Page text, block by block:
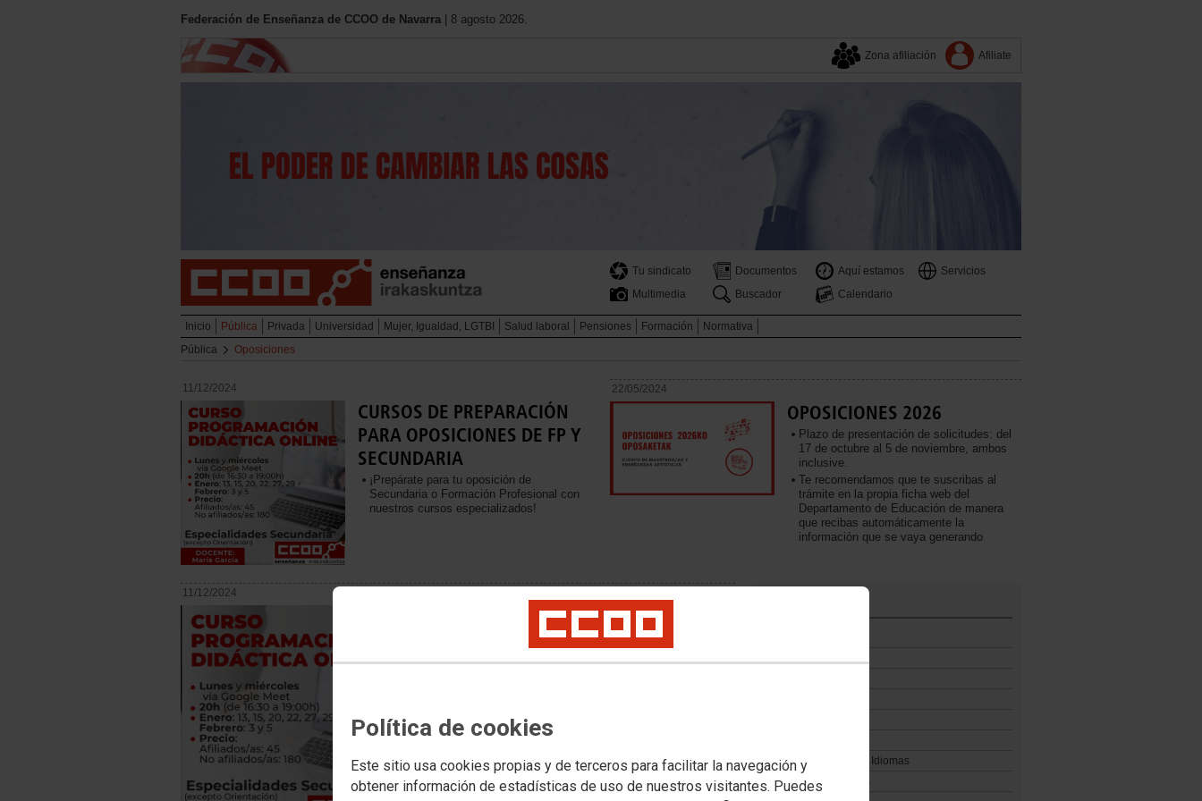
Política de cookies
Este sitio usa cookies propias y de terceros para facilitar la navegación y
obtener información de estadísticas de uso de nuestros visitantes. Puedes
Federación de Enseñanza de CCOO de Navarra | 8 agosto 2026.
Zona afiliación Afiliate
Tu sindicato Documentos Aquí estamos
Servicios
Multimedia
Buscador Calendario
Inicio Pública Privada Universidad Mujer, Igualdad, LGTBI Salud laboral Pensiones Formación
Normativa
Pública
Oposiciones
11/12/2024
CURSOS DE PREPARACIÓN
PARA OPOSICIONES DE FP Y
SECUNDARIA
¡Prepárate para tu oposición de
Secundaria o Formación Profesional con
nuestros cursos especializados!
22/05/2024
OPOSICIONES 2026
Plazo de presentación de solicitudes: del
17 de octubre al 5 de noviembre, ambos
inclusive.
Te recomendamos que te suscribas al
trámite en la propia ficha web del
Departamento de Educación de manera
que recibas automáticamente la
información que se vaya generando
11/12/2024
CURSOS DE PREPARACIÓN PARA
OPOSICIONES DE FP Y SECUNDARIA
¡Prepárate para tu oposición de Secundaria o Formación
Escuelas Oficiales de Idiomas
Enseñanzas Artísticas